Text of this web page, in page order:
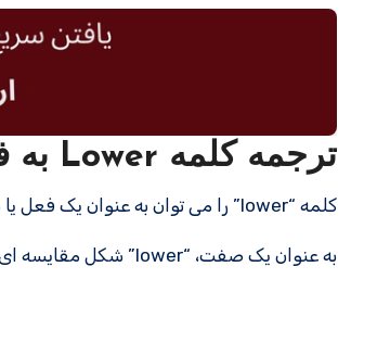
ترجمه کلمه Lower به فارسی با مثالهای کاربردی
کلمه “lower” را می توان به عنوان یک فعل یا به عنوان صفت استفاده کرد.
به عنوان یک صفت، “lower” شکل مقایسه ای low “کم” است.